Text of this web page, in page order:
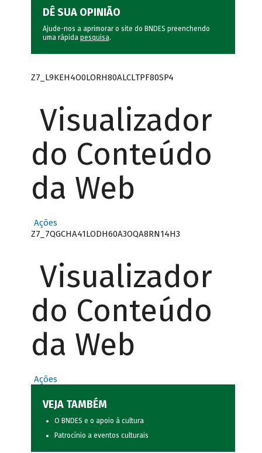
DÊ SUA OPINIÃO
Ajude-nos a aprimorar o site do BNDES preenchendo
uma rápida pesquisa.
Z7_L9KEH4O0LORH80ALCLTPF80SP4
Visualizador
do Conteúdo
da Web
Ações
Z7_7QGCHA41LODH60A3OQA8RN14H3
Visualizador
do Conteúdo
da Web
Ações
VEJA TAMBÉM
O BNDES e o apoio à cultura
Patrocínio a eventos culturais